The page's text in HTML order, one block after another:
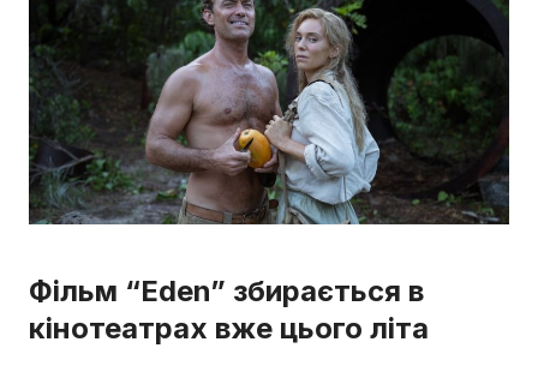
Фільм “Eden” збирається в
кінотеатрах вже цього літа